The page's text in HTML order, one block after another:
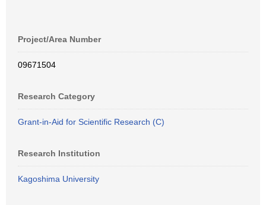
Project/Area Number
09671504
Research Category
Grant-in-Aid for Scientific Research (C)
Research Institution
Kagoshima University